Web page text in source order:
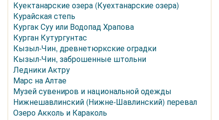
Куектанарские озера (Куехтанарские озера)
Курайская степь
Кургак Суу или Водопад Храпова
Курган Кутургунтас
Кызыл-Чин, древнетюркские оградки
Кызыл-Чин, заброшенные штольни
Ледники Актру
Марс на Алтае
Музей сувениров и национальной одежды
Нижнешавлинский (Нижне-Шавлинский) перевал
Озеро Акколь и Караколь